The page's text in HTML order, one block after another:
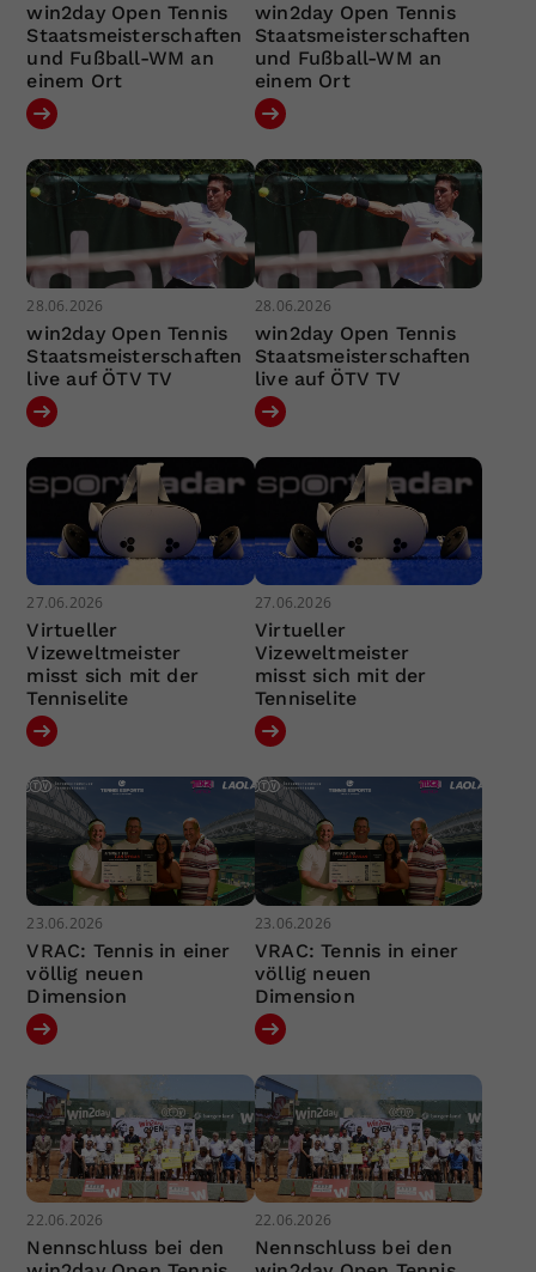
win2day Open Tennis
Staatsmeisterschaften
und Fußball-WM an
einem Ort
win2day Open Tennis
Staatsmeisterschaften
und Fußball-WM an
einem Ort
28.06.2026
win2day Open Tennis
Staatsmeisterschaften
live auf ÖTV TV
28.06.2026
win2day Open Tennis
Staatsmeisterschaften
live auf ÖTV TV
27.06.2026
Virtueller
Vizeweltmeister
misst sich mit der
Tenniselite
27.06.2026
Virtueller
Vizeweltmeister
misst sich mit der
Tenniselite
23.06.2026
VRAC: Tennis in einer
völlig neuen
Dimension
23.06.2026
VRAC: Tennis in einer
völlig neuen
Dimension
22.06.2026
Nennschluss bei den
22.06.2026
Nennschluss bei den